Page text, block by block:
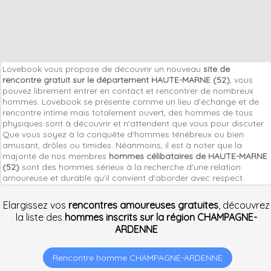
Lovebook vous propose de découvrir un nouveau site de
rencontre gratuit sur le département HAUTE-MARNE (52), vous
pouvez librement entrer en contact et rencontrer de nombreux
hommes. Lovebook se présente comme un lieu d'échange et de
rencontre intime mais totalement ouvert, des hommes de tous
physiques sont à découvrir et n'attendent que vous pour discuter.
Que vous soyez à la conquête d'hommes ténébreux ou bien
amusant, drôles ou timides. Néanmoins, il est à noter que la
majorité de nos membres hommes célibataires de HAUTE-MARNE
(52) sont des hommes sérieux à la recherche d'une relation
amoureuse et durable qu'il convient d'aborder avec respect.
Elargissez vos rencontres amoureuses gratuites, découvrez
la liste des hommes inscrits sur la région CHAMPAGNE-
ARDENNE
Rencontre homme CHAMPAGNE-ARDENNE